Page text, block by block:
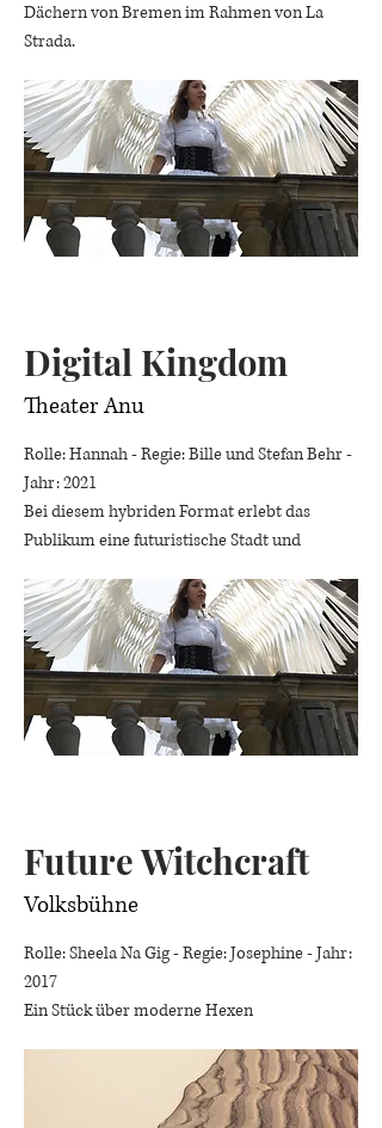
Dächern von Bremenim Rahmen von La
Strada.
Digital Kingdom
Theater Anu
Rolle: Hannah - Regie: Bille und Stefan Behr -
Jahr: 2021
Bei diesem hybriden Format erlebt das
Publikum eine futuristische Stadt und
Future Witchcraft
Volksbühne
Rolle: Sheela Na Gig - Regie: Josephine - Jahr:
2017
Ein Stück über moderne Hexen